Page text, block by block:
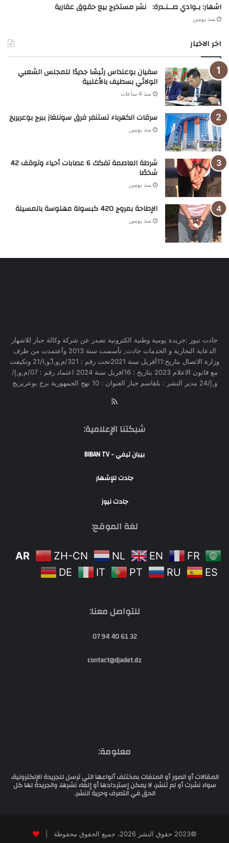
اشهار: بـوادي صــنـدرة: نشر مستخرج بيع حقوق عقارية
منذ يومين
اخر الاخبار
سفيان بوعنداس رئيسًا جديدًا للمجلس الشعبي
الولائي بسطيف بالأغلبية
منذ 4 ساعات
سرقات الكهرباء تستنفر فرق سونلغاز ببرج بوعريريج
منذ يومين
شرطة العاصمة تفكك 6 عصابات أحياء وتوقف 42
شخصًا
منذ يومين
الإطاحة بمروج 420 كبسولة مهلوسة بالمسيلة
منذ يومين
جادت نيوز :جريدة يومية وطنية الكترونية تصدر عن شركة وكالة جبار للاشهار
الدعاية التجارية و الخدمات جادت, تأسست سنة 2013 وأعتمدت من طرف
وزارة الاتصال بتاريخ:11أفريل سنة 2021تحت رقم : 321/م,و,ا,ّو,ا/21 وتكيفت
مع قانون الاعلام 2023 بتاريخ : 16افريل سنة 2024 اعتماد رقم : 07/م,و,إ/
و,إ/24 مدير النشر : بلقاسم جبار العنوان : 10 نهج الجمهورية برج بوعريريج
شبكتنا الإعلامية:
بيبان تيفي - BIBAN TV
جادت للإشهار
جادت نيوز
لغة الموقع:
AR ZH-CN NL EN
FR
DE
IT PT RU ES
للتواصل معنا:
32 61 40 94 07
contact@djadet.dz
معلومة:
المقالات أو الصور أو الملفات بمختلف أنواعها التي ترسل للجريدة الإلكترونية،
سواء نشرت أو لم تنشر، لا يمكن إستردادها أو إلغاء نشرها، والجريدة لها كل
الحق في التصرف وحرية النشر.
©2023 حقوق النشر 2026، جميع الحقوق محفوظة |